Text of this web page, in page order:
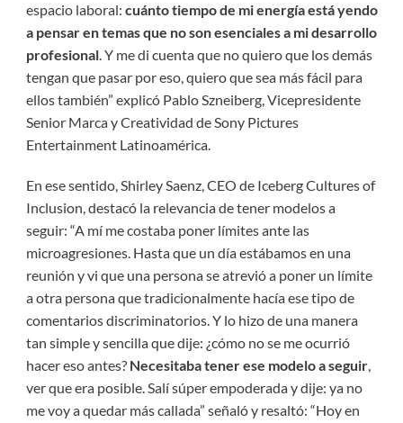
espacio laboral: cuánto tiempo de mi energía está yendo
a pensar en temas que no son esenciales a mi desarrollo
profesional. Y me di cuenta que no quiero que los demás
tengan que pasar por eso, quiero que sea más fácil para
ellos también” explicó Pablo Szneiberg, Vicepresidente
Senior Marca y Creatividad de Sony Pictures
Entertainment Latinoamérica.
En ese sentido, Shirley Saenz, CEO de Iceberg Cultures of
Inclusion, destacó la relevancia de tener modelos a
seguir: “A mí me costaba poner límites ante las
microagresiones. Hasta que un día estábamos en una
reunión y vi que una persona se atrevió a poner un límite
a otra persona que tradicionalmente hacía ese tipo de
comentarios discriminatorios. Y lo hizo de una manera
tan simple y sencilla que dije: ¿cómo no se me ocurrió
hacer eso antes? Necesitaba tener ese modeloa seguir,
ver que era posible. Salí súper empoderada y dije: ya no
me voy a quedar más callada” señaló y resaltó: “Hoy en